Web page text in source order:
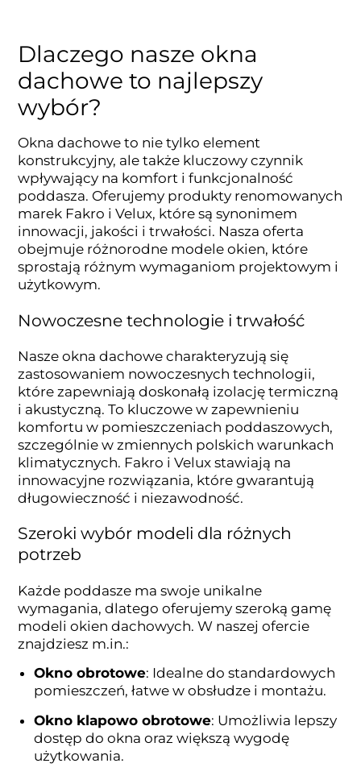
Dlaczego nasze okna
dachowe to najlepszy
wybór?
Okna dachowe to nie tylko element
konstrukcyjny, ale także kluczowy czynnik
wpływający na komfort i funkcjonalność
poddasza. Oferujemy produkty renomowanych
marek Fakro i Velux, które są synonimem
innowacji, jakości i trwałości. Nasza oferta
obejmuje różnorodne modele okien, które
sprostają różnym wymaganiom projektowym i
użytkowym.
Nowoczesne technologie i trwałość
Nasze okna dachowe charakteryzują się
zastosowaniem nowoczesnych technologii,
które zapewniają doskonałą izolację termiczną
i akustyczną. To kluczowe w zapewnieniu
komfortu w pomieszczeniach poddaszowych,
szczególnie w zmiennych polskich warunkach
klimatycznych. Fakro i Velux stawiają na
innowacyjne rozwiązania, które gwarantują
długowieczność i niezawodność.
Szeroki wybór modeli dla różnych
potrzeb
Każde poddasze ma swoje unikalne
wymagania, dlatego oferujemy szeroką gamę
modeli okien dachowych. W naszej ofercie
znajdziesz m.in.:
Okno obrotowe: Idealne do standardowych
pomieszczeń, łatwe w obsłudze i montażu.
Okno klapowo obrotowe: Umożliwia lepszy
dostęp do okna oraz większą wygodę
użytkowania.